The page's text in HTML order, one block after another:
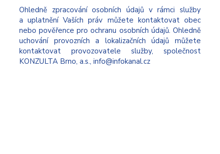
Ohledně zpracování osobních údajů v rámci služby
a uplatnění Vaších práv můžete kontaktovat obec
nebo pověřence pro ochranu osobních údajů. Ohledně
uchování provozních a lokalizačních údajů můžete
kontaktovat provozovatele služby, společnost
KONZULTA Brno, a.s., info@infokanal.cz